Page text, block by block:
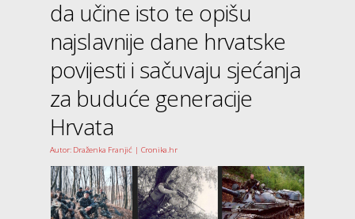
da učine isto te opišu
najslavnije dane hrvatske
povijesti i sačuvaju sjećanja
za buduće generacije
Hrvata
Autor: Draženka Franjić | Cronika.hr